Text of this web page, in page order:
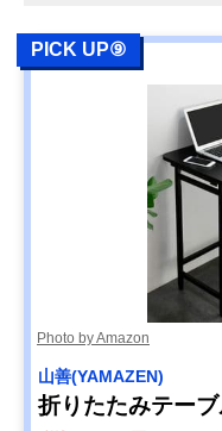
PICK UP⑨
Photo by Amazon
山善(YAMAZEN)
折りたたみテー